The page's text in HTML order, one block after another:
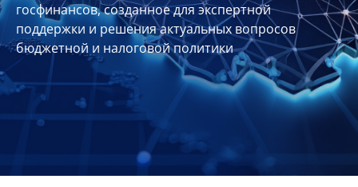
Участники
Планы
отчеты
Контакты
госфинансов, созданное для экспертной
поддержки и решения актуальных вопросов
бюджетной и налоговой политики